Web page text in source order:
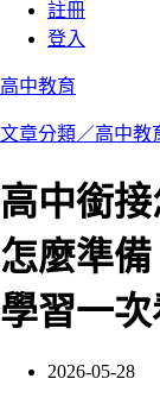
註冊
登入
高中教育
文章分類／高中教
高中銜
怎麼準
學習一
2026-05-28